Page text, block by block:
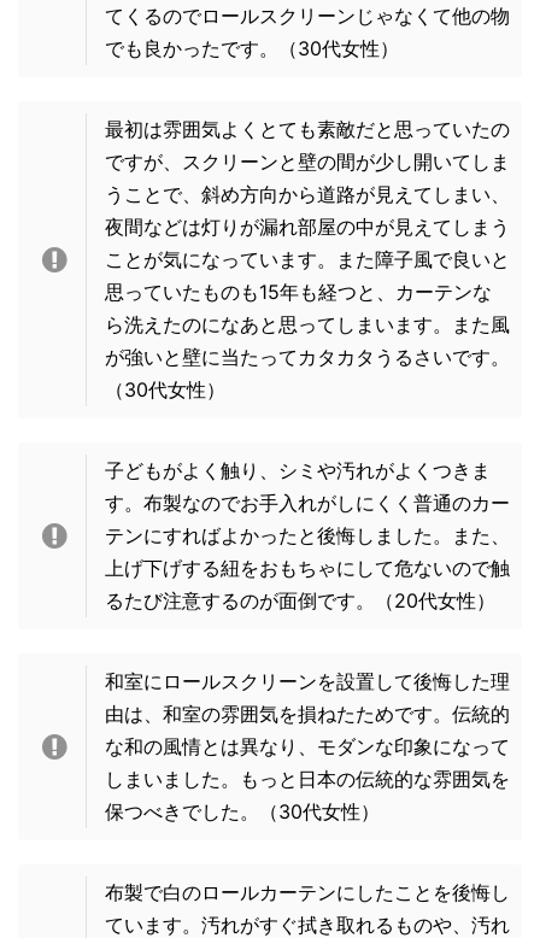
てくるのでロールスクリーンじゃなくて他の物
でも良かったです。
（30代女性）
最初は雰囲気よくとても素敵だと思っていたの
ですが、スクリーンと壁の間が少し開いてしま
うことで、斜め方向から道路が見えてしまい、
夜間などは灯りが漏れ部屋の中が見えてしまう
ことが気になっています。また障子風で良いと
思っていたものも15年も経つと、カーテンな
ら洗えたのになあと思ってしまいます。また風
が強いと壁に当たってカタカタうるさいです。
（30代女性）
子どもがよく触り、シミや汚れがよくつきま
す。布製なのでお手入れがしにくく普通のカー
テンにすればよかったと後悔しました。また、
上げ下げする紐をおもちゃにして危ないので触
るたび注意するのが面倒です。（20代女性）
和室にロールスクリーンを設置して後悔した理
由は、和室の雰囲気を損ねたためです。伝統的
な和の風情とは異なり、モダンな印象になって
しまいました。もっと日本の伝統的な雰囲気を
保つべきでした。（30代女性）
布製で白のロールカーテンにしたことを後悔し
ています。汚れがすぐ拭き取れるものや、汚れ